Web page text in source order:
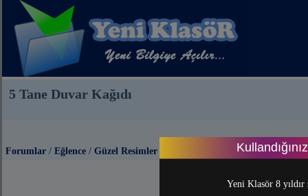
Yeni Klasör 8
5 Tane Duvar Kağıdı
Forumlar / Eğlence / Güzel Resimler